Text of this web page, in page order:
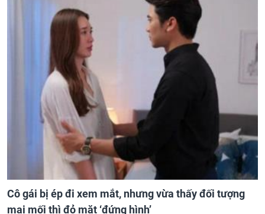
Cô gái bị ép đi xem mắt, nhưng vừa thấy đối tượng
mai mối thì đỏ mặt ‘đứng hình’